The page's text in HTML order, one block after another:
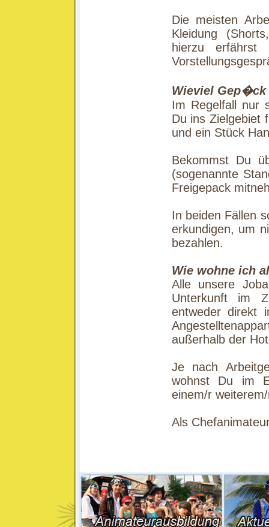
Die meisten
Kleidung
hierzu
Wieviel Gep�ck
Im Regelfall nur
Du ins Zielgebiet
und ein Stück
Bekommst Du
(sogenannte
Freigepack
In beiden Fällen
erkundigen, um
bezahlen.
Wie wohne ich
Alle unsere
Unterkunft im
entweder direkt
außerhalb der
Je nach
wohnst Du im
einem/r
Als